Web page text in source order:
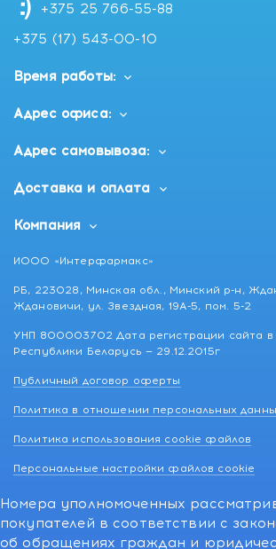
+375 25 766-55-88
+375 (17) 543-00-10
Время работы:
Адрес офиса:
Адрес самовывоза:
Доставка и оплата
Компания
ИООО «Интерфармакс»
РБ, 223028, Минская обл., Минский р-н,
Ждановичи, ул. Звездная, 19А-5, пом. 5-2
УНП 800003702 Дата регистрации сайта в
Республики Беларусь — 29.12.2015г
Публичный договор оферты
Политика в отношении персональных
Политика использования cookie файлов
Персональные настройки файлов cookie
Номера уполномоченных
покупателей в соответствии с
об обращениях граждан и